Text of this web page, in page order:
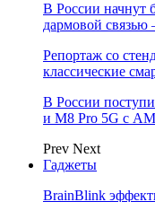
В России начнут
дармовой
Репортаж со
классические
В России
и M8 Pro 5G с
Prev Next
Гаджеты
BrainBlink